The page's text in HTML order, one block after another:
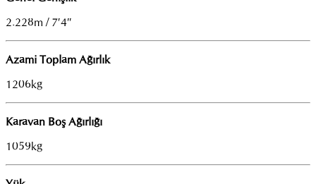
2.228m / 7′4″
Azami Toplam Ağırlık
1206kg
Karavan Boş Ağırlığı
1059kg